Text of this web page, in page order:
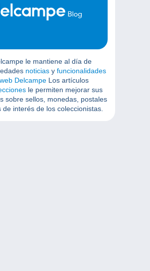
le mantiene al día de
noticias y funcionalidades
Delcampe Los artículos
le permiten mejorar sus
sobre sellos, monedas, postales
interés de los coleccionistas.